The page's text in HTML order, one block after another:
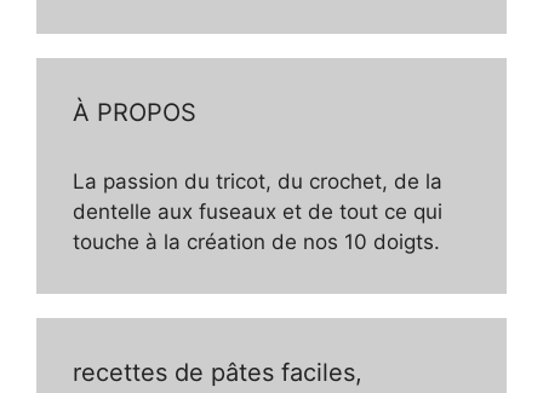
À PROPOS
La passion du tricot, du crochet, de la
dentelle aux fuseaux et de tout ce qui
touche à la création de nos 10 doigts.
recettes de pâtes faciles,